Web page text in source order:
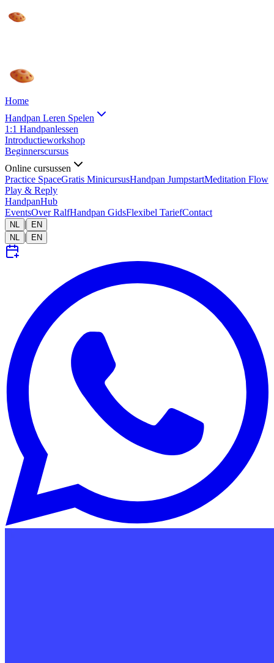
Home
Handpan Leren Spelen
1:1 Handpanlessen
Introductieworkshop
Beginnerscursus
Online cursussen
Practice SpaceGratis MinicursusHandpan JumpstartMeditation Flow
Play & Reply
HandpanHub
EventsOver RalfHandpan GidsFlexibel TariefContact
NL |
EN
NL | EN